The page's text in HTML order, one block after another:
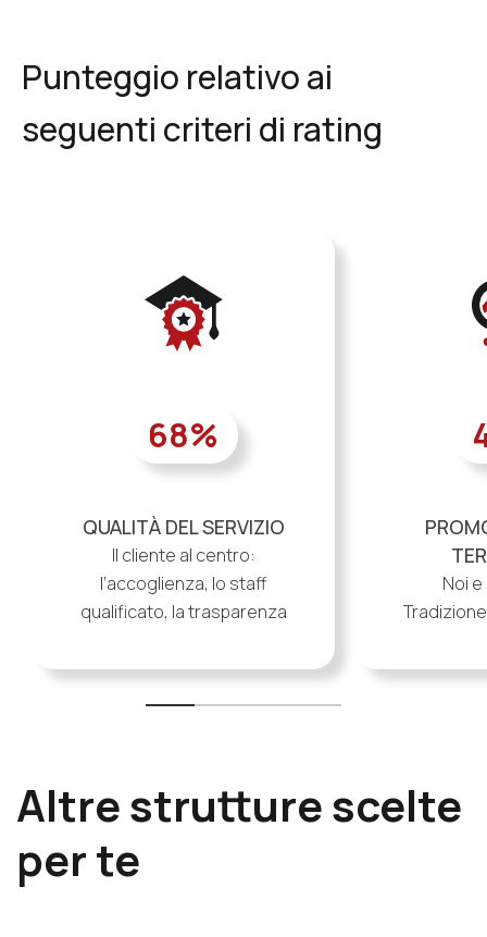
Punteggio relativo ai
seguenti criteri di rating
68%
QUALITÀ DEL SERVIZIO
Il cliente al centro:
l’accoglienza, lo staff
qualificato, la trasparenza
Noi
Altre strutture scelte
per te